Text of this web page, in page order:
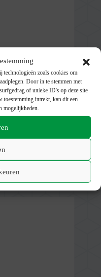
technologieën zoals cookies om
Door in te stemmen met
of unieke ID's op deze site
toestemming intrekt, kan dit een
mogelijkheden.
nu online